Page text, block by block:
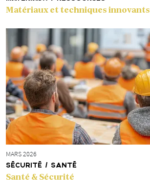
Matériaux et techniques innovants
MARS 2026
SÉCURITÉ / SANTÉ
Santé & Sécurité